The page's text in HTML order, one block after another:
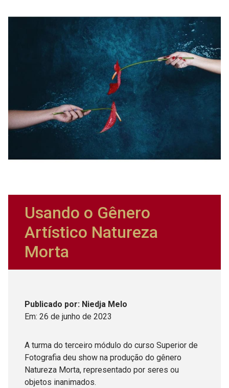
Usando o Gênero
Artístico Natureza
Morta
Publicado por: Niedja Melo
Em: 26 de junho de 2023
A turma do terceiro módulo do curso Superior de
Fotografia deu show na produção do gênero
Natureza Morta, representado por seres ou
objetos inanimados.